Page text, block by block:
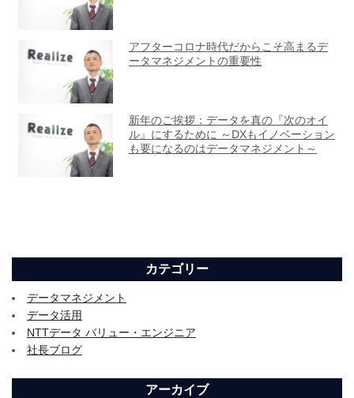
カテゴリー
データマネジメント
データ活用
NTTデータ バリュー・エンジニア
社長ブログ
アーカイブ